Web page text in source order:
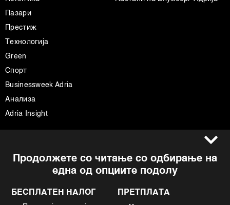
Продолжете со читање со одбирање на
една од опциите подолу
БЕСПЛАТЕН НАЛОГ ПРЕТПЛАТА
Пазари
Престиж
Технологија
Green
Спорт
Businessweek Adria
Анализа
Adria Insight
Импресум
Политика на приватност
Политика за колачиња
Facebook
Instagram
Twitter